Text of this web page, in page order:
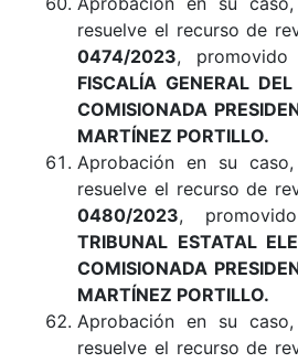
resuelve el recurso de
0474/2023,
FISCALÍA GENERAL
COMISIONADA
MARTÍNEZ PORTILLO.
Aprobación en su
resuelve el recurso de
0480/2023,
TRIBUNAL ESTATAL
COMISIONADA
MARTÍNEZ PORTILLO.
Aprobación en su
resuelve el recurso de